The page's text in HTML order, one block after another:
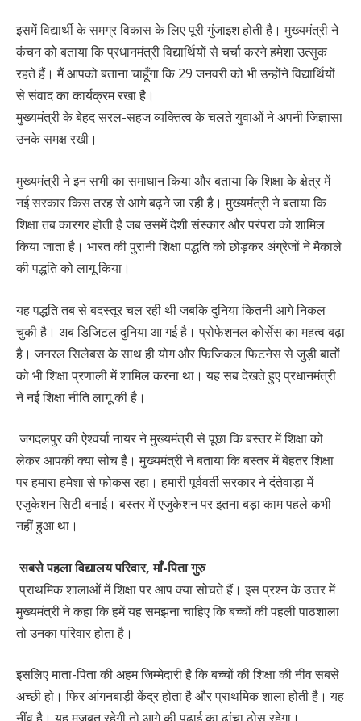
इसमें विद्यार्थी के समग्र विकास के लिए पूरी गुंजाइश होती है। मुख्यमंत्री ने
कंचन को बताया कि प्रधानमंत्री विद्यार्थियों से चर्चा करने हमेशा उत्सुक
रहते हैं। मैं आपको बताना चाहूँगा कि 29 जनवरी को भी उन्होंने विद्यार्थियों
से संवाद का कार्यक्रम रखा है।
मुख्यमंत्री के बेहद सरल-सहज व्यक्तित्व के चलते युवाओं ने अपनी जिज्ञासा
उनके समक्ष रखी।
मुख्यमंत्री ने इन सभी का समाधान किया और बताया कि शिक्षा के क्षेत्र में
नई सरकार किस तरह से आगे बढ़ने जा रही है। मुख्यमंत्री ने बताया कि
शिक्षा तब कारगर होती है जब उसमें देशी संस्कार और परंपरा को शामिल
किया जाता है। भारत की पुरानी शिक्षा पद्धति को छोड़कर अंग्रेजों ने मैकाले
की पद्धति को लागू किया।
यह पद्धति तब से बदस्तूर चल रही थी जबकि दुनिया कितनी आगे निकल
चुकी है। अब डिजिटल दुनिया आ गई है। प्रोफेशनल कोर्सेस का महत्व बढ़ा
है। जनरल सिलेबस के साथ ही योग और फिजिकल फिटनेस से जुड़ी बातों
को भी शिक्षा प्रणाली में शामिल करना था। यह सब देखते हुए प्रधानमंत्री
ने नई शिक्षा नीति लागू की है।
जगदलपुर की ऐश्वर्या नायर ने मुख्यमंत्री से पूछा कि बस्तर में शिक्षा को
लेकर आपकी क्या सोच है। मुख्यमंत्री ने बताया कि बस्तर में बेहतर शिक्षा
पर हमारा हमेशा से फोकस रहा। हमारी पूर्ववर्ती सरकार ने दंतेवाड़ा में
एजुकेशन सिटी बनाई। बस्तर में एजुकेशन पर इतना बड़ा काम पहले कभी
नहीं हुआ था।
सबसे पहला विद्यालय परिवार, माँ-पिता गुरु
प्राथमिक शालाओं में शिक्षा पर आप क्या सोचते हैं। इस प्रश्न के उत्तर में
मुख्यमंत्री ने कहा कि हमें यह समझना चाहिए कि बच्चों की पहली पाठशाला
तो उनका परिवार होता है।
इसलिए माता-पिता की अहम जिम्मेदारी है कि बच्चों की शिक्षा की नींव सबसे
अच्छी हो। फिर आंगनबाड़ी केंद्र होता है और प्राथमिक शाला होती है। यह